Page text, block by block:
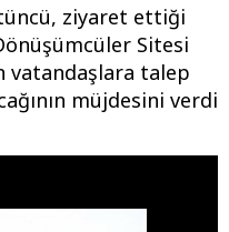
ziyaret ettiği
Sitesi
vatandaşlara talep
müjdesini verdi